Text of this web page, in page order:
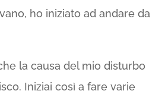
ho iniziato ad andare da
la causa del mio disturbo
Iniziai così a fare varie